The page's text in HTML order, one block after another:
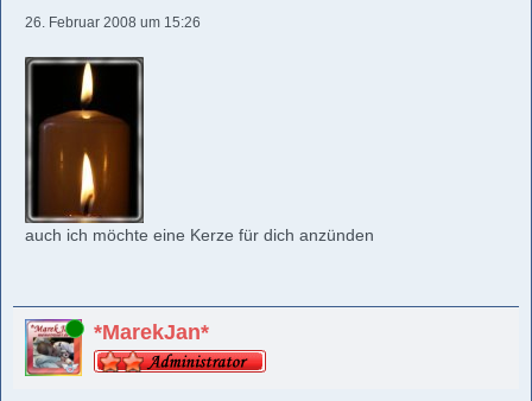
26. Februar 2008 um 15:26
auch ich möchte eine Kerze für dich anzünden
Online *MarekJan*